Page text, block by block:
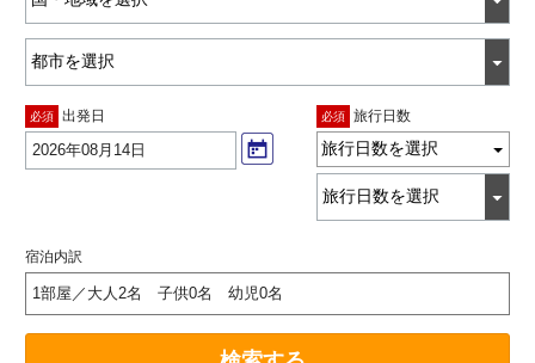
必須 出発日
2026年08月14日
必須 旅行日数
旅行日数を選択
宿泊内訳
1部屋／大人2名 子供0名 幼児0名